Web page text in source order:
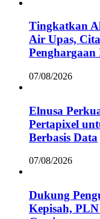
Tingkatkan
Air Upas,
Penghargaan
07/08/2026
Elnusa
Pertapixel
Berbasis Data
07/08/2026
Dukung
Kepisah,